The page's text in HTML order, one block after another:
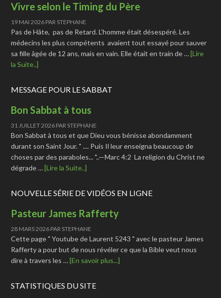
Vivre selon le Timing du Père
19 MAI 2026 PAR STEPHANE
Pas de Hâte, pas de Retard. L'homme était désespéré. Les
médecins les plus compétents avaient tout essayé pour sauver
sa fille âgée de 12 ans, mais en vain. Elle était en train de …[Lire
la Suite..]
MESSAGE POUR LE SABBAT
Bon Sabbat à tous
31 JUILLET 2026 PAR STEPHANE
Bon Sabbat à tous et que Dieu vous bénisse abondamment
durant son Saint Jour. " .... Puis Il leur enseigna beaucoup de
choses par des paraboles... "..—Marc 4:2 La religion du Christ ne
dégrade …[Lire la Suite..]
NOUVELLE SÉRIE DE VIDÉOS EN LIGNE
Pasteur James Rafferty
28 MARS 2026 PAR STEPHANE
Cette page " Youtube de Laurent 5243 " avec le pasteur James
Rafferty a pour but de nous révéler ce que la Bible veut nous
dire à travers les …[En savoir plus...]
STATISTIQUES DU SITE